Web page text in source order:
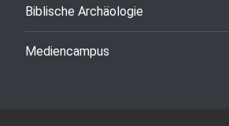
Biblische Archäologie
Mediencampus